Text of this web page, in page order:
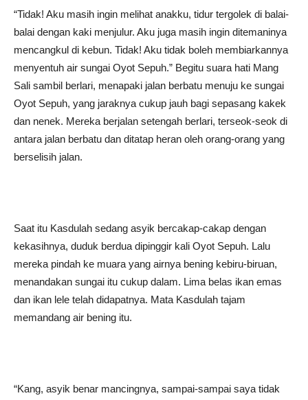
“Tidak! Aku masih ingin melihat anakku, tidur tergolek di balai-
balai dengan kaki menjulur. Aku juga masih ingin ditemaninya
mencangkul di kebun. Tidak! Aku tidak boleh membiarkannya
menyentuh air sungai Oyot Sepuh.” Begitu suara hati Mang
Sali sambil berlari, menapaki jalan berbatu menuju ke sungai
Oyot Sepuh, yang jaraknya cukup jauh bagi sepasang kakek
dan nenek. Mereka berjalan setengah berlari, terseok-seok di
antara jalan berbatu dan ditatap heran oleh orang-orang yang
berselisih jalan.
Saat itu Kasdulah sedang asyik bercakap-cakap dengan
kekasihnya, duduk berdua dipinggir kali Oyot Sepuh. Lalu
mereka pindah ke muara yang airnya bening kebiru-biruan,
menandakan sungai itu cukup dalam. Lima belas ikan emas
dan ikan lele telah didapatnya. Mata Kasdulah tajam
memandang air bening itu.
“Kang, asyik benar mancingnya, sampai-sampai saya tidak